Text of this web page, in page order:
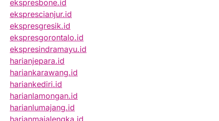
ekspresbone.id
eksprescianjur.id
ekspresgresik.id
ekspresgorontalo.id
ekspresindramayu.id
harianjepara.id
hariankarawang.id
hariankediri.id
harianlamongan.id
harianlumajang.id